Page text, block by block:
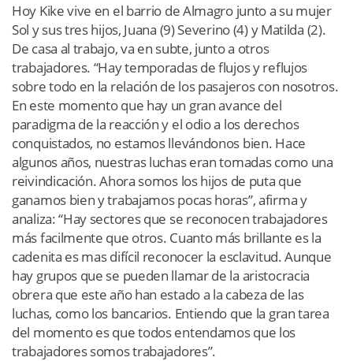
Hoy Kike vive en el barrio de Almagro junto a su mujer
Sol y sus tres hijos, Juana (9) Severino (4) y Matilda (2).
De casa al trabajo, va en subte, junto a otros
trabajadores. “Hay temporadas de flujos y reflujos
sobre todo en la relación de los pasajeros con nosotros.
En este momento que hay un gran avance del
paradigma de la reacción y el odio a los derechos
conquistados, no estamos llevándonos bien. Hace
algunos años, nuestras luchas eran tomadas como una
reivindicación. Ahora somos los hijos de puta que
ganamos bien y trabajamos pocas horas”, afirma y
analiza: “Hay sectores que se reconocen trabajadores
más facilmente que otros. Cuanto más brillante es la
cadenita es mas difícil reconocer la esclavitud. Aunque
hay grupos que se pueden llamar de la aristocracia
obrera que este año han estado a la cabeza de las
luchas, como los bancarios. Entiendo que la gran tarea
del momento es que todos entendamos que los
trabajadores somos trabajadores”.